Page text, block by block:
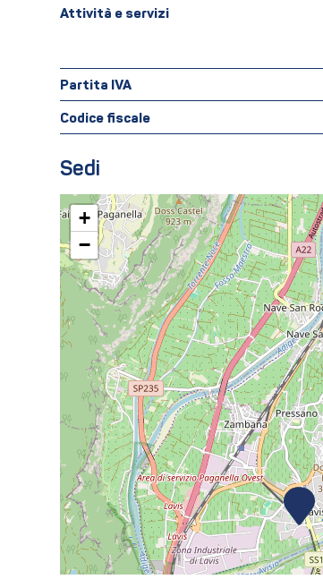
Attività e servizi
Partita IVA
Codice fiscale
Sedi
+
−